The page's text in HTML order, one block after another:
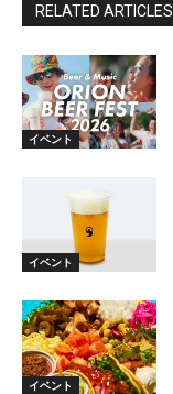
RELATED ARTICLES
イベント
イベント
イベント